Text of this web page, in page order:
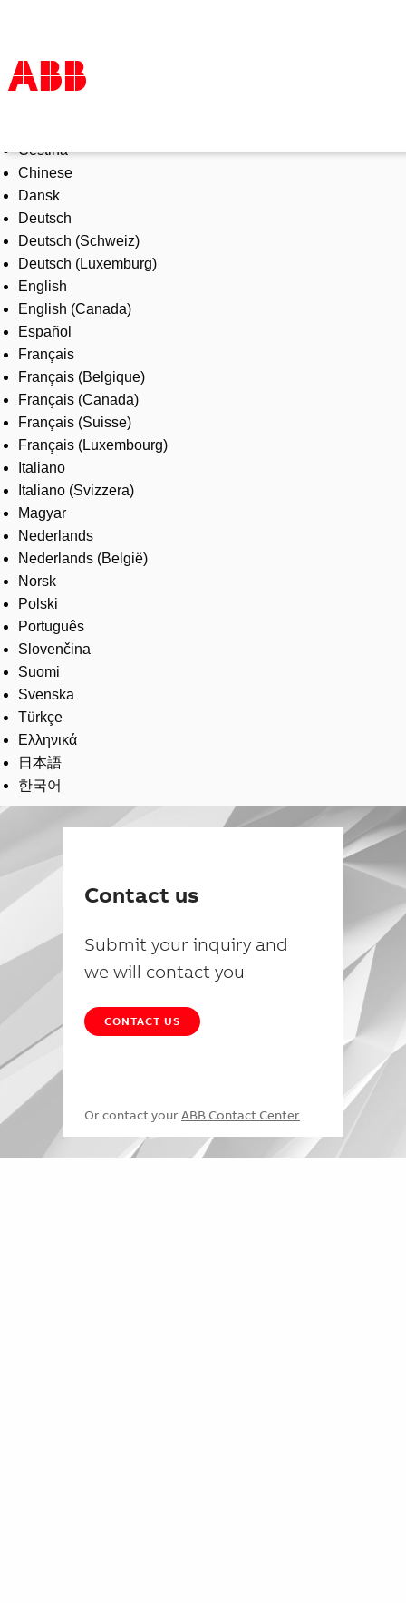
Products & Solutions
Industries
Services
About us
Where to buy
Contact us
Careers
Čeština
Chinese
Dansk
Deutsch
Deutsch (Schweiz)
Deutsch (Luxemburg)
English
English (Canada)
Español
Français
Français (Belgique)
Français (Canada)
Français (Suisse)
Français (Luxembourg)
Italiano
Italiano (Svizzera)
Magyar
Nederlands
Nederlands (België)
Norsk
Polski
Português
Slovenčina
Suomi
Svenska
Türkçe
Ελληνικά
日本語
한국어
Contact us
Submit your inquiry and
we will contact you
CONTACT US
Or contact your ABB Contact Center